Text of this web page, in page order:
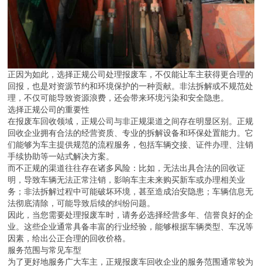
正因为如此，选择正规公司处理报废车，不仅能让车主获得更合理的
回报，也是对资源节约和环境保护的一种贡献。非法拆解或不规范处
理，不仅可能导致资源浪费，还会带来环境污染和安全隐患。
选择正规公司的重要性
在报废车回收领域，正规公司与非正规渠道之间存在明显区别。正规
回收企业拥有合法的经营资质、专业的拆解设备和环保处置能力。它
们能够为车主提供规范的流程服务，包括车辆交接、证件办理、注销
手续协助等一站式解决方案。
而不正规的渠道往往存在诸多风险：比如，无法出具合法的回收证
明，导致车辆无法正常注销，影响车主未来购买新车或办理相关业
务；非法拆解过程中可能破坏环境，甚至造成治安隐患；车辆信息无
法彻底清除，可能导致后续的纠纷问题。
因此，当您需要处理报废车时，请务必选择经营多年、信誉良好的企
业。这些企业通常具备丰富的行业经验，能够根据车辆类型、车况等
因素，给出公正合理的回收价格。
服务范围与常见车型
为了更好地服务广大车主，正规报废车回收企业的服务范围通常较为